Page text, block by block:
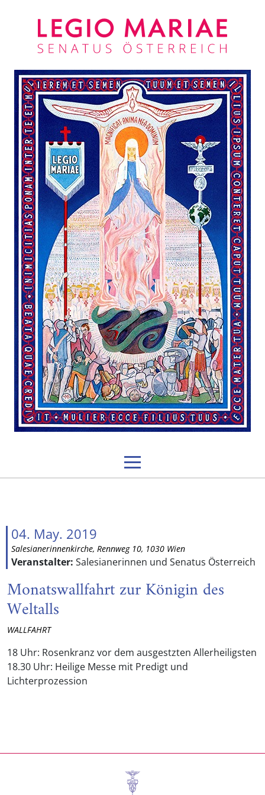
04. May. 2019
Salesianerinnenkirche, Rennweg 10, 1030 Wien
Veranstalter: Salesianerinnen und Senatus Österreich
Monatswallfahrt zur Königin des
Weltalls
WALLFAHRT
18 Uhr: Rosenkranz vor dem ausgestzten Allerheiligsten
18.30 Uhr: Heilige Messe mit Predigt und
Lichterprozession